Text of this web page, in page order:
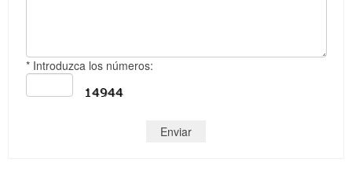
* Introduzca los números: